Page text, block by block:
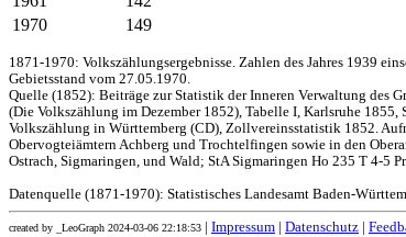
1970
149
1871-1970: Volkszählungsergebnisse. Zahlen des Jahres 1939
Gebietsstand vom 27.05.1970.
Quelle (1852): Beiträge zur Statistik der Inneren Verwaltung des
(Die Volkszählung im Dezember 1852), Tabelle I, Karlsruhe 1855,
Volkszählung in Württemberg (CD), Zollvereinsstatistik 1852.
Obervogteiämtern Achberg und Trochtelfingen sowie in den
Ostrach, Sigmaringen, und Wald; StA Sigmaringen Ho 235 T 4-5
Datenquelle (1871-1970): Statistisches Landesamt Baden-
created by _LeoGraph 2024-03-06 22:18:53 Impressum Datenschutz